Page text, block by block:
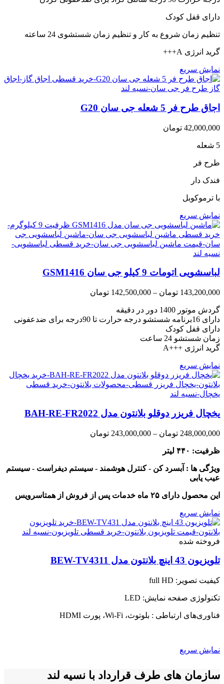
دارای قفل کودک
تنظیم زمان شروع به کار و تنظیم زمان شستشوی 24 ساعته
گرید انرژی A+++
نمایش سریع
اجاق طرح فر 5 شعله جی سان G20
42,000,000 تومان
5 شعله
طرح فر
فندک دار
با ترموکوبل
نمایش سریع
لباسشویی اتومات 9 کیلو جی سان GSM1416
143,200,000 تومان –
142,500,000 تومان
through
گردش موتور 1400 دور در دقیقه
دارای 16برنامه شستشو درجه حرارت تا 90درجه برای ضدعفونی
دارای قفل کودک
زمان شستشو 24 ساعت
گرید انرژی +++A
نمایش سریع
یخچال فریزر دوقلو بلانتون مدل BAH-RE-FR2022
248,000,000 تومان –
243,000,000 تومان
248,000,000 تومان
ظرفیت: ۴۴۰ لیتر
ویژگی ها : آبسرد کن - کنترل هوشمند - سیستم دیفراست - سیستم
عیب یابی
این محصول دارای ۲۵ ماه خدمات پس از فروش از همتاسرویس
نمایش سریع
فروخته شده
تلویزیون 43 اینچ بلانتون مدل BEW-TV4311
کیفیت تصویر: full HD
تکنولوژی صفحه نمایش: LED
فناوری‌های ارتباطی : بلوتوث، Wi-Fi، پورت HDMI
نمایش سریع
سازمان های طرف قرارداد با نسیه لند